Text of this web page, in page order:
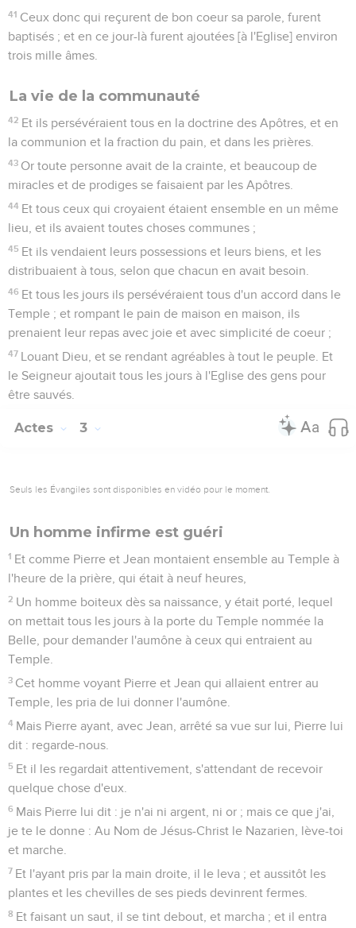
41 Ceux donc qui reçurent de bon coeur sa parole, furent
baptisés ; et en ce jour-là furent ajoutées [à l'Eglise] environ
trois mille âmes.
La vie de la communauté
42 Et ils persévéraient tous en la doctrine des Apôtres, et en
la communion et la fraction du pain, et dans les prières.
43 Or toute personne avait de la crainte, et beaucoup de
miracles et de prodiges se faisaient par les Apôtres.
44 Et tous ceux qui croyaient étaient ensemble en un même
lieu, et ils avaient toutes choses communes ;
45 Et ils vendaient leurs possessions et leurs biens, et les
distribuaient à tous, selon que chacun en avait besoin.
46 Et tous les jours ils persévéraient tous d'un accord dans le
Temple ; et rompant le pain de maison en maison, ils
prenaient leur repas avec joie et avec simplicité de coeur ;
47 Louant Dieu, et se rendant agréables à tout le peuple. Et
le Seigneur ajoutait tous les jours à l'Eglise des gens pour
être sauvés.
Actes 3
Seuls les Évangiles sont disponibles en vidéo pour le moment.
Un homme infirme est guéri
1 Et comme Pierre et Jean montaient ensemble au Temple à
l'heure de la prière, qui était à neuf heures,
2 Un homme boiteux dès sa naissance, y était porté, lequel
on mettait tous les jours à la porte du Temple nommée la
Belle, pour demander l'aumône à ceux qui entraient au
Temple.
3 Cet homme voyant Pierre et Jean qui allaient entrer au
Temple, les pria de lui donner l'aumône.
4 Mais Pierre ayant, avec Jean, arrêté sa vue sur lui, Pierre lui
dit : regarde-nous.
5 Et il les regardait attentivement, s'attendant de recevoir
quelque chose d'eux.
6 Mais Pierre lui dit : je n'ai ni argent, ni or ; mais ce que j'ai,
je te le donne : Au Nom de Jésus-Christ le Nazarien, lève-toi
et marche.
7 Et l'ayant pris par la main droite, il le leva ; et aussitôt les
plantes et les chevilles de ses pieds devinrent fermes.
8 Et faisant un saut, il se tint debout, et marcha ; et il entra